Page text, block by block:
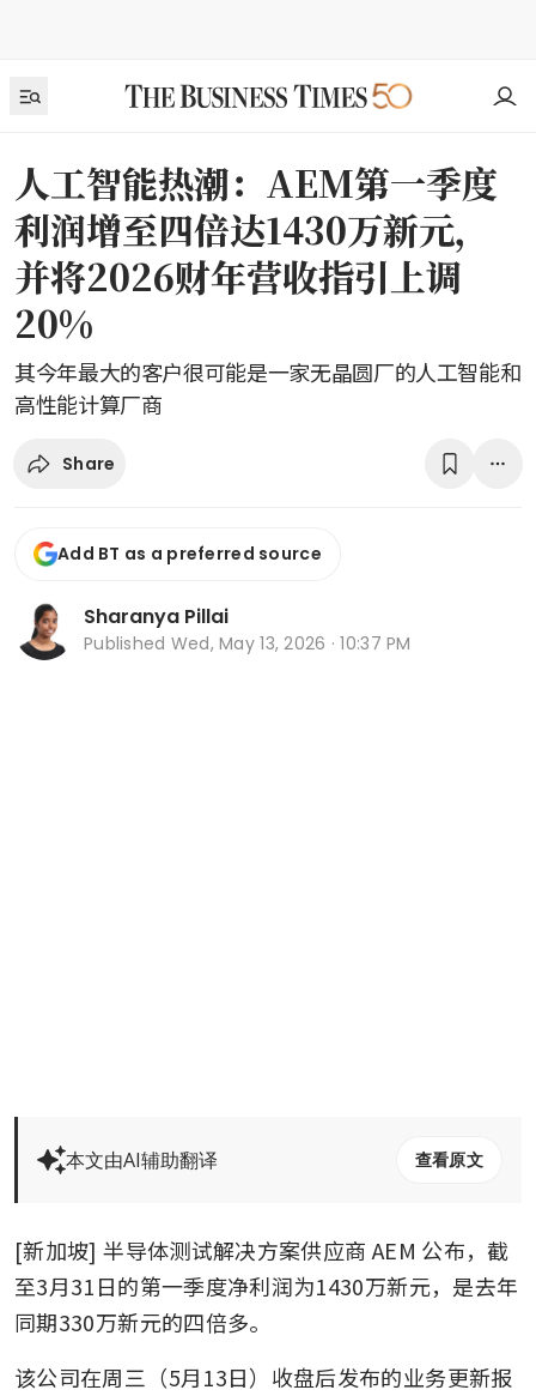
人工智能热潮：AEM第一季度
利润增至四倍达1430万新元，
并将2026财年营收指引上调
20%
其今年最大的客户很可能是一家无晶圆厂的人工智能和
高性能计算厂商
Share
Add BT as a preferred source
Sharanya Pillai
Published Wed, May 13, 2026 · 10:37 PM
本文由AI辅助翻译 查看原文
[新加坡] 半导体测试解决方案供应商 AEM 公布，截
至3月31日的第一季度净利润为1430万新元，是去年
同期330万新元的四倍多。
该公司在周三（5月13日）收盘后发布的业务更新报